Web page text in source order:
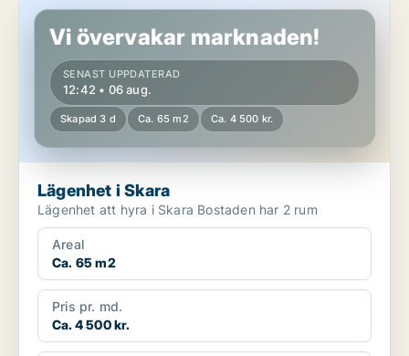
Vi övervakar marknaden!
SENAST UPPDATERAD
12:42 • 06 aug.
Skapad 3 d Ca. 65 m2 Ca. 4 500 kr.
Lägenhet i Skara
Lägenhet att hyra i Skara Bostaden har 2 rum
Areal
Ca. 65 m2
Pris pr. md.
Ca. 4 500 kr.